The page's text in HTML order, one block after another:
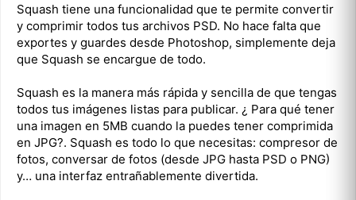
Squash tiene una funcionalidad que te permite convertir
y comprimir todos tus archivos PSD. No hace falta que
exportes y guardes desde Photoshop, simplemente deja
que Squash se encargue de todo.
Squash es la manera más rápida y sencilla de que tengas
todos tus imágenes listas para publicar. ¿ Para qué tener
una imagen en 5MB cuando la puedes tener comprimida
en JPG?. Squash es todo lo que necesitas: compresor de
fotos, conversar de fotos (desde JPG hasta PSD o PNG)
y… una interfaz entrañablemente divertida.